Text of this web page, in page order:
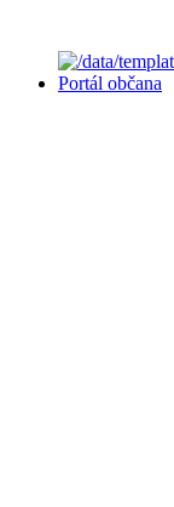
Portál občana